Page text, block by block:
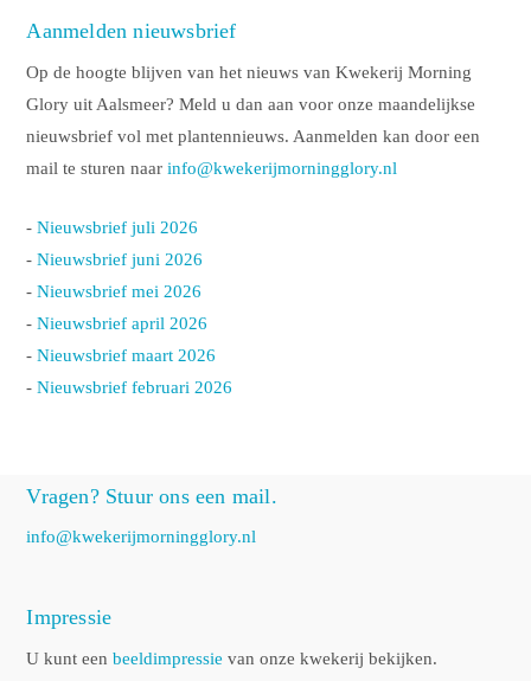
Aanmelden nieuwsbrief
Op de hoogte blijven van het nieuws van Kwekerij Morning
Glory uit Aalsmeer? Meld u dan aan voor onze maandelijkse
nieuwsbrief vol met plantennieuws. Aanmelden kan door een
mail te sturen naarinfo@kwekerijmorningglory.nl
-Nieuwsbrief juli 2026
-Nieuwsbrief juni 2026
-Nieuwsbrief mei 2026
-Nieuwsbrief april 2026
-Nieuwsbrief maart 2026
-Nieuwsbrief februari 2026
Vragen? Stuur ons een mail.
info@kwekerijmorningglory.nl
Impressie
U kunt eenbeeldimpressie van onze kwekerij bekijken.